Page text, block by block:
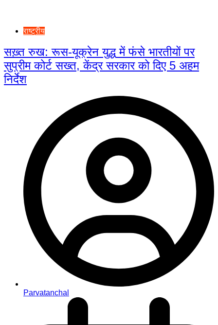
राष्ट्रीय
सख़्त रुख: रूस-यूक्रेन युद्ध में फंसे भारतीयों पर
सुप्रीम कोर्ट सख्त, केंद्र सरकार को दिए 5 अहम
निर्देश
Parvatanchal